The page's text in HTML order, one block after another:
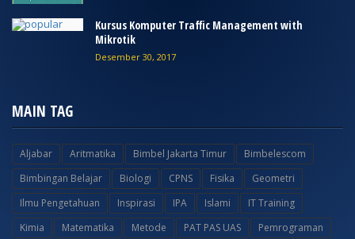
Kursus Komputer Traffic Management with
Mikrotik
Desember 30, 2017
MAIN TAG
Aljabar Aritmatika Bimbel Jakarta Timur
Bimbelescom
Bimbingan Belajar
Biologi CPNS Fisika
Geometri
Ilmu Pengetahuan
Inspirasi IPA Islami
IT Training
Kimia
Matematika Metode PAT PAS UAS Pemrograman